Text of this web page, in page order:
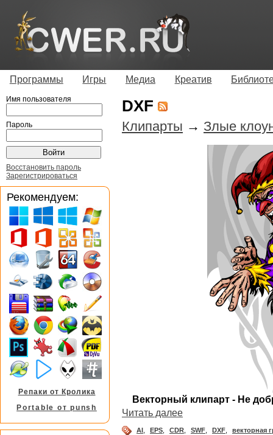
Программы Игры Медиа Креатив
DXF
Клипарты → Злые
Векторный клипарт - Не
Читать далее
AI EPS CDR SWF DXF векторная
Имя пользователя
Пароль
Восстановить пароль
Зарегистрироваться
Рекомендуем:
Репаки от Кролика
Portable от punsh